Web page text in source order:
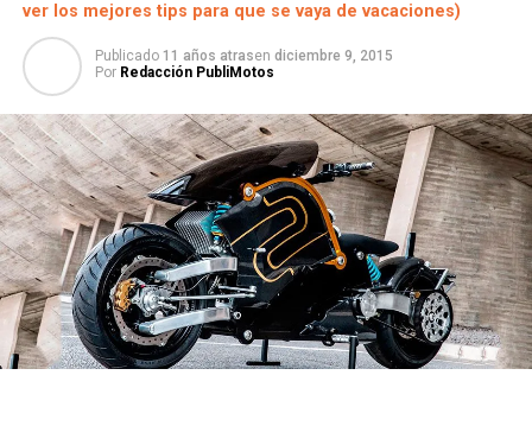
ver los mejores tips para que se vaya de vacaciones)
Publicado 11 años atrasen diciembre 9, 2015
Por Redacción PubliMotos